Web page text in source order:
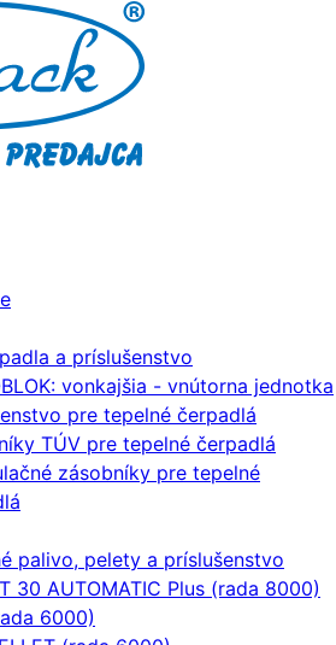
a príslušenstvo
vonkajšia - vnútorna jednotka
pre tepelné čerpadlá
TÚV pre tepelné čerpadlá
zásobníky pre tepelné
palivo, pelety a príslušenstvo
30 AUTOMATIC Plus (rada 8000)
6000)